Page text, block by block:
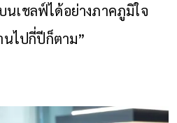
นเชลฟ์ได้อย่างภาคภูมิใจ
ไปกี่ปีก็ตาม”